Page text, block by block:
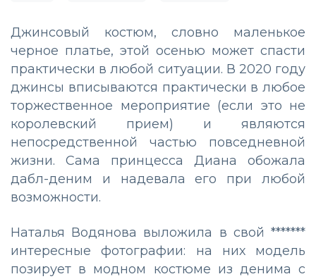
Джинсовый костюм, словно маленькое
черное платье, этой осенью может спасти
практически в любой ситуации. В 2020 году
джинсы вписываются практически в любое
торжественное мероприятие (если это не
королевский прием) и являются
непосредственной частью повседневной
жизни. Сама принцесса Диана обожала
дабл-деним и надевала его при любой
возможности.
Наталья Водянова выложила в свой *******
интересные фотографии: на них модель
позирует в модном костюме из денима с